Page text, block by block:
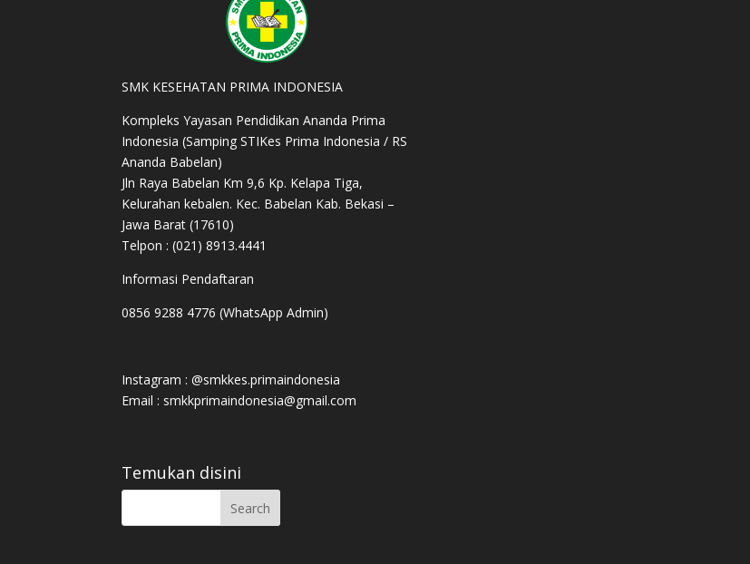
SMK KESEHATAN PRIMA INDONESIA
Kompleks Yayasan Pendidikan Ananda Prima
Indonesia (Samping STIKes Prima Indonesia / RS
Ananda Babelan)
Jln Raya Babelan Km 9,6 Kp. Kelapa Tiga,
Kelurahan kebalen. Kec. Babelan Kab. Bekasi –
Jawa Barat (17610)
Telpon : (021) 8913.4441
Informasi Pendaftaran
0856 9288 4776 (WhatsApp Admin)
Instagram : @smkkes.primaindonesia
Email : smkkprimaindonesia@gmail.com
Temukan disini